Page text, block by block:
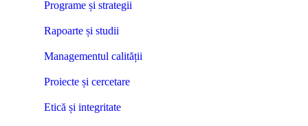
Programe și strategii
Rapoarte și studii
Managementul calității
Proiecte și cercetare
Etică și integritate